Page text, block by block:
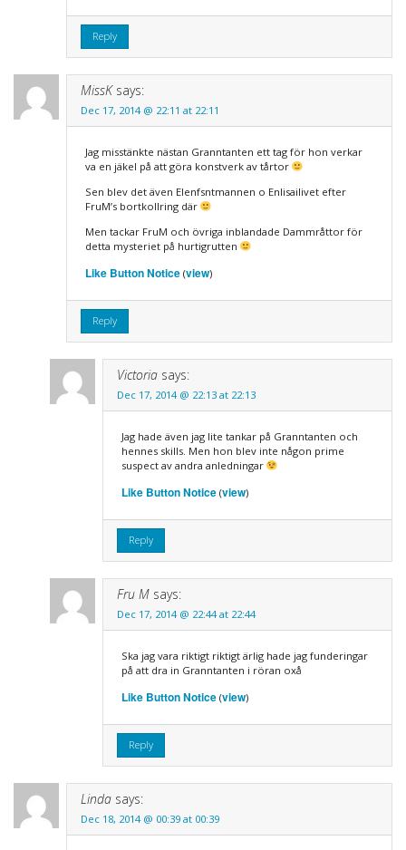
Reply
MissK says:
Dec 17, 2014 @ 22:11 at 22:11
Jag misstänkte nästan Granntanten ett tag för hon verkar
va en jäkel på att göra konstverk av tårtor
Sen blev det även Elenfsntmannen o Enlisailivet efter
FruM’s bortkollring där
Men tackar FruM och övriga inblandade Dammråttor för
detta mysteriet på hurtigrutten
Like Button Notice(view)
Reply
Victoria says:
Dec 17, 2014 @ 22:13 at 22:13
Jag hade även jag lite tankar på Granntanten och
hennes skills. Men hon blev inte någon prime
suspect av andra anledningar
Like Button Notice(view)
Reply
Fru M says:
Dec 17, 2014 @ 22:44 at 22:44
Ska jag vara riktigt riktigt ärlig hade jag funderingar
på att dra in Granntanten i röran oxå
Like Button Notice(view)
Reply
Linda says:
Dec 18, 2014 @ 00:39 at 00:39